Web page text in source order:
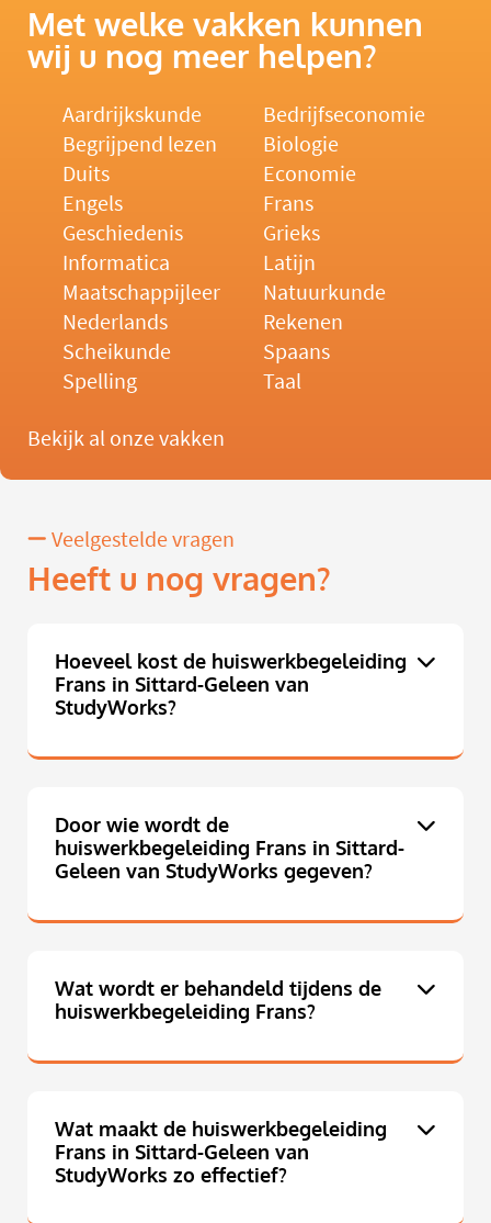
Met welke vakken kunnen
wij u nog meer helpen?
Aardrijkskunde
Bedrijfseconomie
Begrijpend lezen
Biologie
Duits
Economie
Engels
Frans
Geschiedenis
Grieks
Informatica
Latijn
Maatschappijleer
Natuurkunde
Nederlands
Rekenen
Scheikunde
Spaans
Spelling
Taal
Bekijk al onze vakken
Veelgestelde vragen
Heeft u nog vragen?
Hoeveel kost de huiswerkbegeleiding
Frans in Sittard-Geleen van
StudyWorks?
Door wie wordt de
huiswerkbegeleiding Frans in Sittard-
Geleen van StudyWorks gegeven?
Wat wordt er behandeld tijdens de
huiswerkbegeleiding Frans?
Wat maakt de huiswerkbegeleiding
Frans in Sittard-Geleen van
StudyWorks zo effectief?